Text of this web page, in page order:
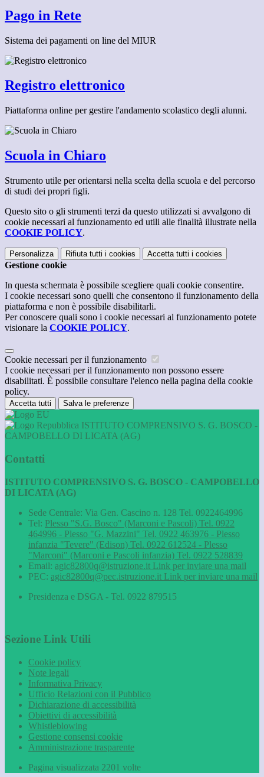
Pago in Rete
Sistema dei pagamenti on line del MIUR
Registro elettronico
Piattaforma online per gestire l'andamento scolastico degli alunni.
Scuola in Chiaro
Strumento utile per orientarsi nella scelta della scuola e del percorso
di studi dei propri figli.
Questo sito o gli strumenti terzi da questo utilizzati si avvalgono di
cookie necessari al funzionamento ed utili alle finalità illustrate nella
COOKIE POLICY.
Personalizza Rifiuta tutti i cookies Accetta tutti i cookies
Gestione cookie
In questa schermata è possibile scegliere quali cookie consentire.
I cookie necessari sono quelli che consentono il funzionamento della
piattaforma e non è possibile disabilitarli.
Per conoscere quali sono i cookie necessari al funzionamento potete
visionare la COOKIE POLICY.
Cookie necessari per il funzionamento
I cookie necessari per il funzionamento non possono essere
disabilitati. È possibile consultare l'elenco nella pagina della cookie
policy.
Accetta tutti Salva le preferenze
ISTITUTO COMPRENSIVO S. G. BOSCO -
CAMPOBELLO DI LICATA (AG)
Contatti
ISTITUTO COMPRENSIVO S. G. BOSCO - CAMPOBELLO
DI LICATA (AG)
Sede Centrale: Via Gen. Cascino n. 128 Tel. 0922464996
Tel: Plesso "S.G. Bosco" (Marconi e Pascoli) Tel. 0922
464996 - Plesso "G. Mazzini" Tel. 0922 463976 - Plesso
infanzia "Tevere" (Edison) Tel. 0922 612524 - Plesso
"Marconi" (Marconi e Pascoli infanzia) Tel. 0922 528839
Email: agic82800q@istruzione.it Link per inviare una mail
PEC: agic82800q@pec.istruzione.it Link per inviare una mail
Presidenza e DSGA - Tel. 0922 879515
Sezione Link Utili
Cookie policy
Note legali
Informativa Privacy
Ufficio Relazioni con il Pubblico
Dichiarazione di accessibilità
Obiettivi di accessibilità
Whistleblowing
Gestione consensi cookie
Amministrazione trasparente
Pagina visualizzata 2201 volte